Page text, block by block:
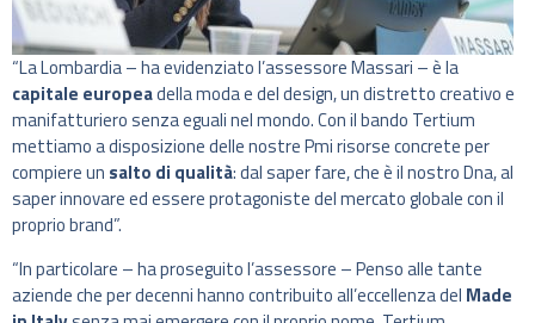
“La Lombardia – ha evidenziato l’assessore Massari – è la
capitale europeadella moda e del design, un distretto creativo e
manifatturiero senza eguali nel mondo. Con il bando Tertium
mettiamo a disposizione delle nostre Pmi risorse concrete per
compiere un salto di qualità: dal saper fare, che è il nostro Dna, al
saper innovare ed essere protagoniste del mercato globale con il
proprio brand”.
“In particolare – ha proseguito l’assessore – Penso alle tante
aziende che per decenni hanno contribuito all’eccellenza del Made